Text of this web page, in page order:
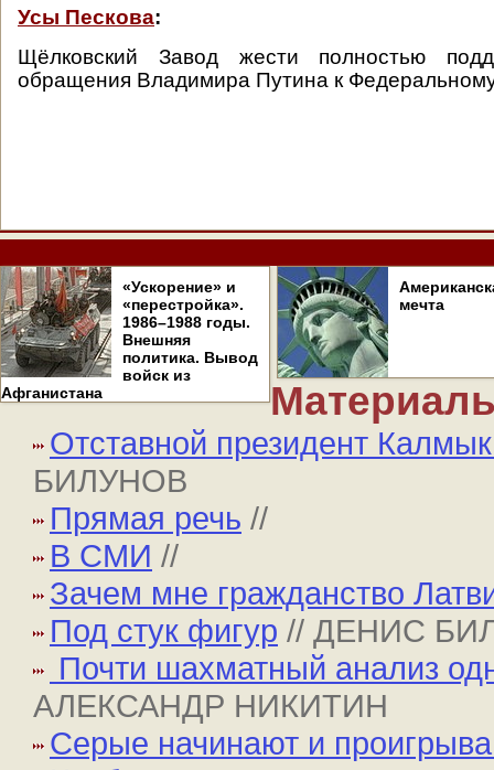
Усы Пескова:
Щёлковский Завод жести полностью
обращения Владимира Путина к
«Ускорение» и
«перестройка».
1986–1988 годы.
Внешняя
политика. Вывод
войск из
Афганистана
мечта
Отставной президент
БИЛУНОВ
Прямая речь //
В СМИ //
Зачем мне гражданство
Под стук фигур // ДЕНИС
Почти шахматный анализ
АЛЕКСАНДР НИКИТИН
Серые начинают и